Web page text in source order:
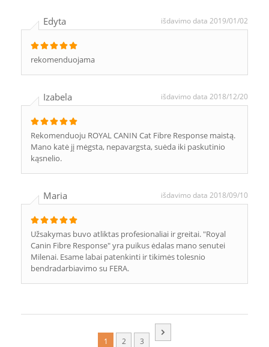
Edyta išdavimo data 2019/01/02
rekomenduojama
Izabela išdavimo data 2018/12/20
Rekomenduoju ROYAL CANIN Cat Fibre Response maistą.
Mano katė jį mėgsta, nepavargsta, suėda iki paskutinio
kąsnelio.
Maria išdavimo data 2018/09/10
Užsakymas buvo atliktas profesionaliai ir greitai. "Royal
Canin Fibre Response" yra puikus ėdalas mano senutei
Milenai. Esame labai patenkinti ir tikimės tolesnio
bendradarbiavimo su FERA.
1 2 3